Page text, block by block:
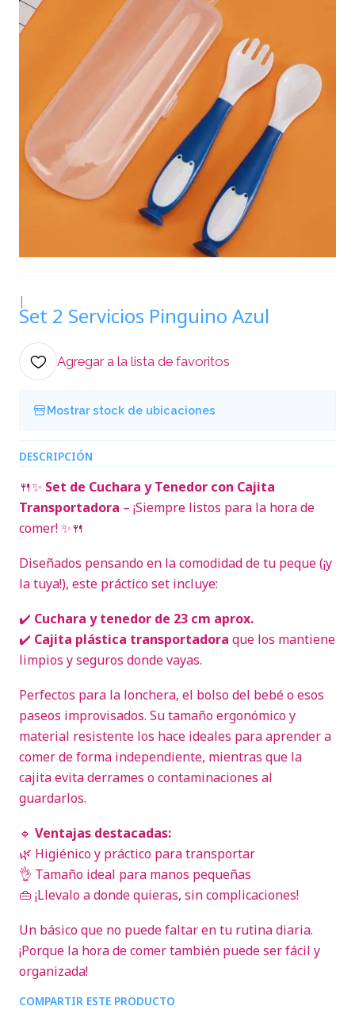
|
Set 2 Servicios Pinguino Azul
Agregar a la lista de favoritos
Mostrar stock de ubicaciones
DESCRIPCIÓN
🍴✨ Set de Cuchara y Tenedor con Cajita
Transportadora – ¡Siempre listos para la hora de
comer! ✨🍴
Diseñados pensando en la comodidad de tu peque (¡y
la tuya!), este práctico set incluye:
✔️ Cuchara y tenedor de 23 cm aprox.
✔️ Cajita plástica transportadora que los mantiene
limpios y seguros donde vayas.
Perfectos para la lonchera, el bolso del bebé o esos
paseos improvisados. Su tamaño ergonómico y
material resistente los hace ideales para aprender a
comer de forma independiente, mientras que la
cajita evita derrames o contaminaciones al
guardarlos.
🔹 Ventajas destacadas:
🌿 Higiénico y práctico para transportar
👌 Tamaño ideal para manos pequeñas
👜 ¡Llevalo a donde quieras, sin complicaciones!
Un básico que no puede faltar en tu rutina diaria.
¡Porque la hora de comer también puede ser fácil y
organizada!
COMPARTIR ESTE PRODUCTO